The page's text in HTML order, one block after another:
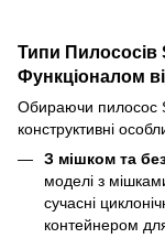
Типи Пилососів
Функціоналом
Обираючи пилосос
конструктивні
З мішком та
моделі з
сучасні
контейнером